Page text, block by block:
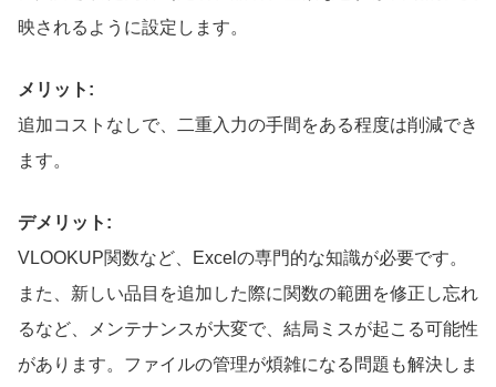
映されるように設定します。
メリット:
追加コストなしで、二重入力の手間をある程度は削減でき
ます。
デメリット:
VLOOKUP関数など、Excelの専門的な知識が必要です。
また、新しい品目を追加した際に関数の範囲を修正し忘れ
るなど、メンテナンスが大変で、結局ミスが起こる可能性
があります。ファイルの管理が煩雑になる問題も解決しま